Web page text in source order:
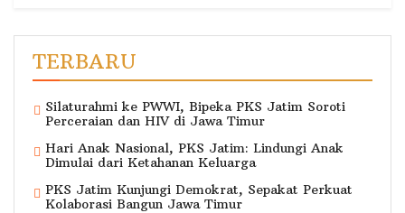
TERBARU
Silaturahmi ke PWWI, Bipeka PKS Jatim Soroti
Perceraian dan HIV di Jawa Timur
Hari Anak Nasional, PKS Jatim: Lindungi Anak
Dimulai dari Ketahanan Keluarga
PKS Jatim Kunjungi Demokrat, Sepakat Perkuat
Kolaborasi Bangun Jawa Timur